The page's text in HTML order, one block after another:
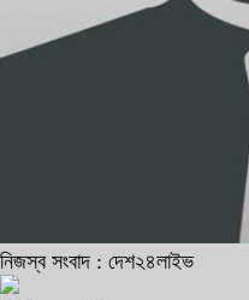
নিজস্ব সংবাদ : দেশ২৪লাইভ